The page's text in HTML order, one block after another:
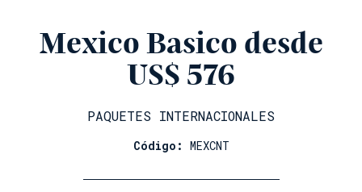
Mexico Basico desde
US$ 576
PAQUETES INTERNACIONALES
Código: MEXCNT